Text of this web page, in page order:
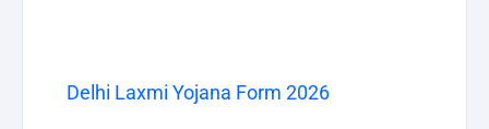
Delhi Laxmi Yojana Form 2026